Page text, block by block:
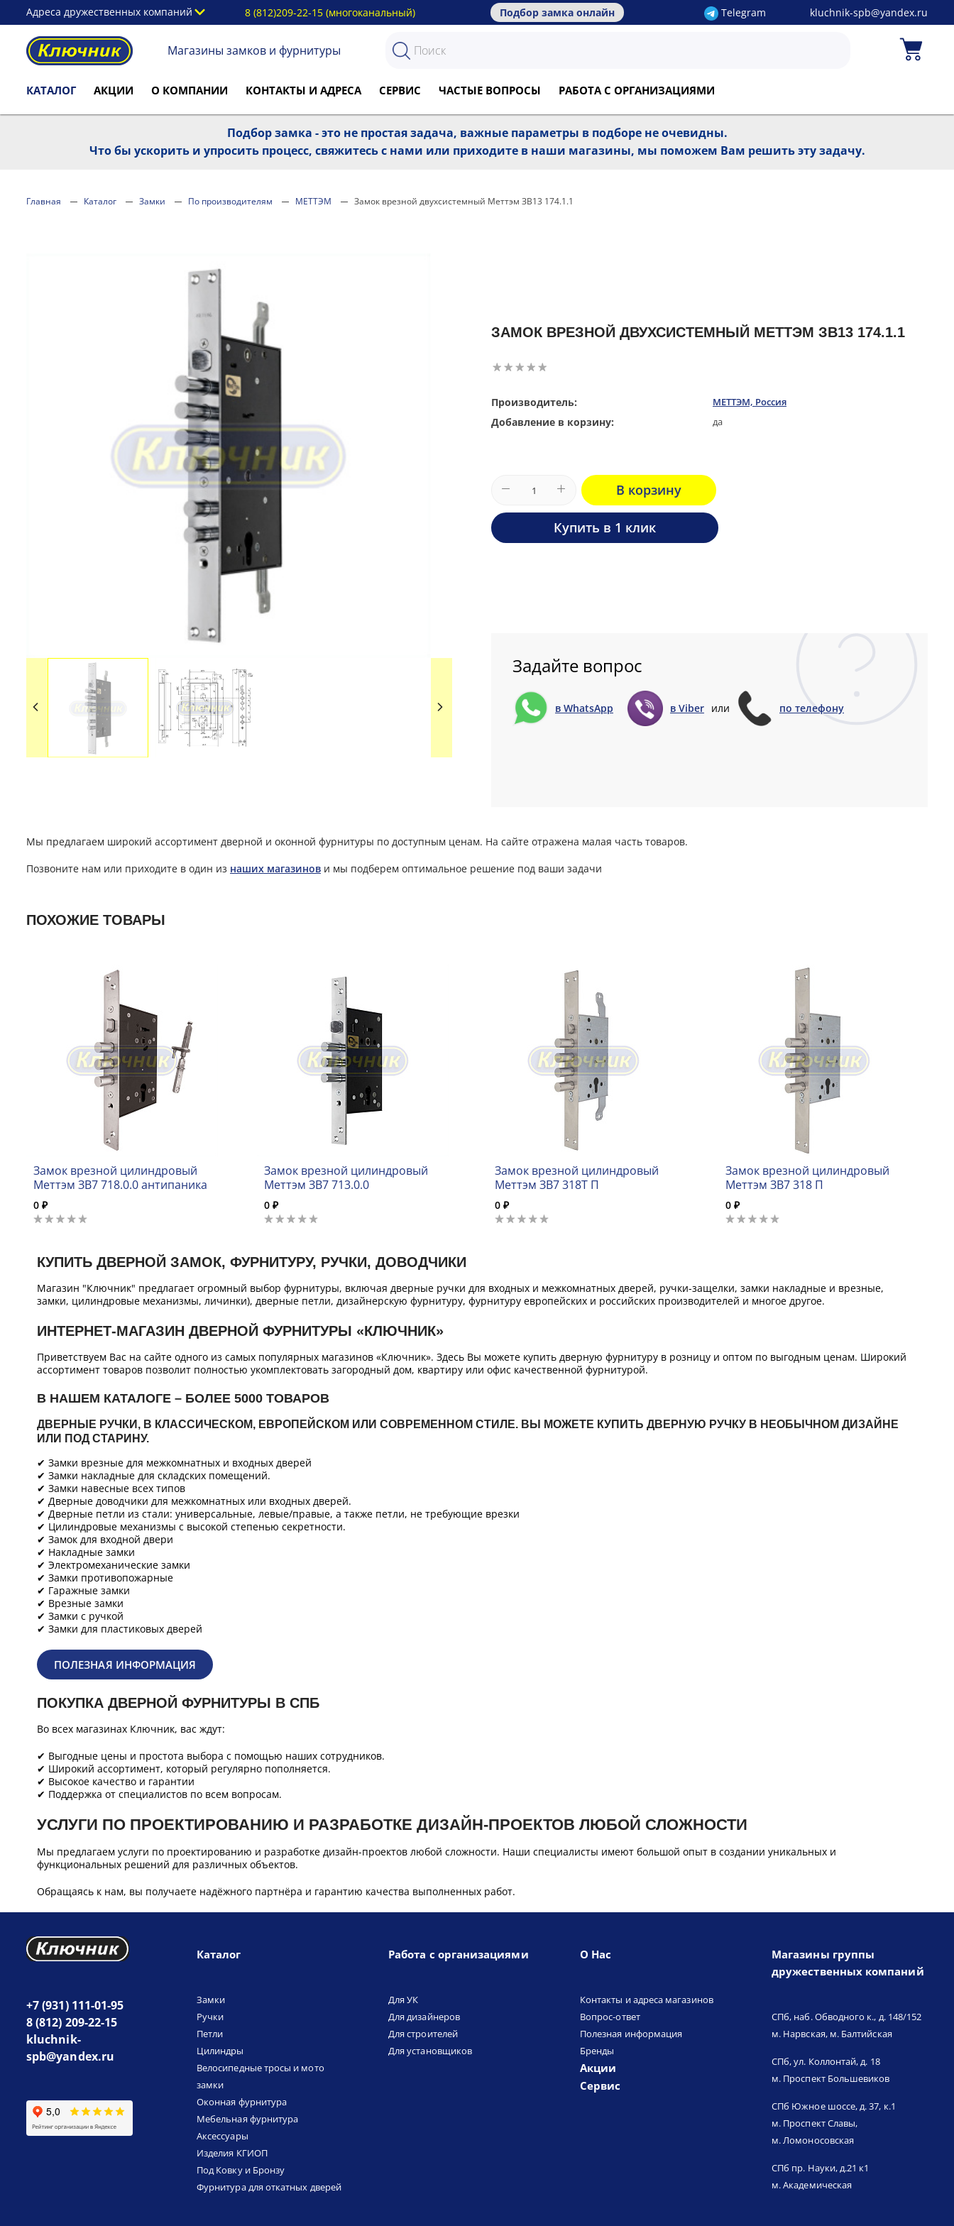
Адреса дружественных компаний 8 (812)209-22-15 (многоканальный) Подбор замка онлайн Telegram kluchnik-spb@yandex.ru
Магазины замков и фурнитуры
КАТАЛОГ АКЦИИ О КОМПАНИИ КОНТАКТЫ И АДРЕСА СЕРВИС ЧАСТЫЕ ВОПРОСЫ РАБОТА С ОРГАНИЗАЦИЯМИ
Подбор замка - это не простая задача, важные параметры в подборе не очевидны.
Что бы ускорить и упросить процесс, свяжитесь с нами или приходите в наши магазины, мы поможем Вам решить эту задачу.
Главная Каталог Замки По производителям МЕТТЭМ Замок врезной двухсистемный Меттэм ЗВ13 174.1.1
ЗАМОК ВРЕЗНОЙ ДВУХСИСТЕМНЫЙ МЕТТЭМ ЗВ13 174.1.1
Производитель: МЕТТЭМ, Россия
Добавление в корзину: да
В корзину
Купить в 1 клик
Задайте вопрос
в WhatsApp в Viber или по телефону
Мы предлагаем широкий ассортимент дверной и оконной фурнитуры по доступным ценам. На сайте отражена малая часть товаров.
Позвоните нам или приходите в один из наших магазинов и мы подберем оптимальное решение под ваши задачи
ПОХОЖИЕ ТОВАРЫ
Замок врезной цилиндровый
Меттэм ЗВ7 718.0.0 антипаника
0 ₽
Замок врезной цилиндровый
Меттэм ЗВ7 713.0.0
0 ₽
Замок врезной цилиндровый
Меттэм ЗВ7 318Т П
0 ₽
Замок врезной цилиндровый
Меттэм ЗВ7 318 П
0 ₽
КУПИТЬ ДВЕРНОЙ ЗАМОК, ФУРНИТУРУ, РУЧКИ, ДОВОДЧИКИ
Магазин "Ключник" предлагает огромный выбор фурнитуры, включая дверные ручки для входных и межкомнатных дверей, ручки-защелки, замки накладные и врезные,
замки, цилиндровые механизмы, личинки), дверные петли, дизайнерскую фурнитуру, фурнитуру европейских и российских производителей и многое другое.
ИНТЕРНЕТ-МАГАЗИН ДВЕРНОЙ ФУРНИТУРЫ «КЛЮЧНИК»
Приветствуем Вас на сайте одного из самых популярных магазинов «Ключник». Здесь Вы можете купить дверную фурнитуру в розницу и оптом по выгодным ценам. Широкий
ассортимент товаров позволит полностью укомплектовать загородный дом, квартиру или офис качественной фурнитурой.
В НАШЕМ КАТАЛОГЕ – БОЛЕЕ 5000 ТОВАРОВ
ДВЕРНЫЕ РУЧКИ, В КЛАССИЧЕСКОМ, ЕВРОПЕЙСКОМ ИЛИ СОВРЕМЕННОМ СТИЛЕ. ВЫ МОЖЕТЕ КУПИТЬ ДВЕРНУЮ РУЧКУ В НЕОБЫЧНОМ ДИЗАЙНЕ
ИЛИ ПОД СТАРИНУ.
✔ Замки врезные для межкомнатных и входных дверей
✔ Замки накладные для складских помещений.
✔ Замки навесные всех типов
✔ Дверные доводчики для межкомнатных или входных дверей.
✔ Дверные петли из стали: универсальные, левые/правые, а также петли, не требующие врезки
✔ Цилиндровые механизмы с высокой степенью секретности.
✔ Замок для входной двери
✔ Накладные замки
✔ Электромеханические замки
✔ Замки противопожарные
✔ Гаражные замки
✔ Врезные замки
✔ Замки с ручкой
✔ Замки для пластиковых дверей
ПОЛЕЗНАЯ ИНФОРМАЦИЯ
ПОКУПКА ДВЕРНОЙ ФУРНИТУРЫ В СПБ
Во всех магазинах Ключник, вас ждут:
✔ Выгодные цены и простота выбора с помощью наших сотрудников.
✔ Широкий ассортимент, который регулярно пополняется.
✔ Высокое качество и гарантии
✔ Поддержка от специалистов по всем вопросам.
УСЛУГИ ПО ПРОЕКТИРОВАНИЮ И РАЗРАБОТКЕ ДИЗАЙН-ПРОЕКТОВ ЛЮБОЙ СЛОЖНОСТИ
Мы предлагаем услуги по проектированию и разработке дизайн-проектов любой сложности. Наши специалисты имеют большой опыт в создании уникальных и
функциональных решений для различных объектов.
Обращаясь к нам, вы получаете надёжного партнёра и гарантию качества выполненных работ.
+7 (931) 111-01-95
8 (812) 209-22-15
kluchnik-
spb@yandex.ru
Каталог
Замки
Ручки
Петли
Цилиндры
Велосипедные тросы и мото
замки
Оконная фурнитура
Мебельная фурнитура
Аксессуары
Изделия КГИОП
Под Ковку и Бронзу
Фурнитура для откатных дверей
Работа с организациями
Для УК
Для дизайнеров
Для строителей
Для установщиков
О Нас
Контакты и адреса магазинов
Вопрос-ответ
Полезная информация
Бренды
Акции
Сервис
Магазины группы
дружественных компаний
СПб, наб. Обводного к., д. 148/152
м. Нарвская, м. Балтийская
СПб, ул. Коллонтай, д. 18
м. Проспект Большевиков
СПб Южное шоссе, д. 37, к.1
м. Проспект Славы,
м. Ломоносовская
СПб пр. Науки, д.21 к1
м. Академическая